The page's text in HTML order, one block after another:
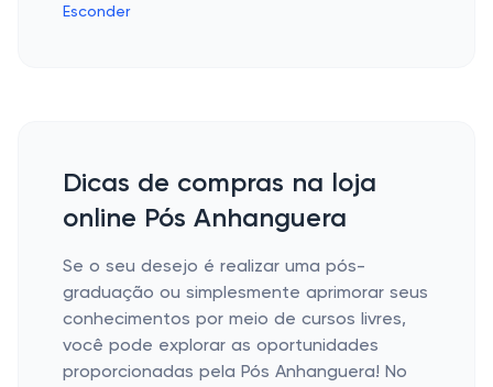
Esconder
Dicas de compras na loja
online Pós Anhanguera
Se o seu desejo é realizar uma pós-
graduação ou simplesmente aprimorar seus
conhecimentos por meio de cursos livres,
você pode explorar as oportunidades
proporcionadas pela Pós Anhanguera! No